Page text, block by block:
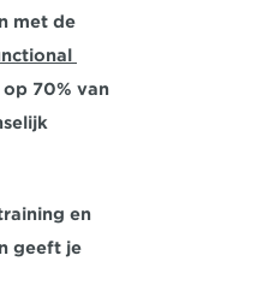
met de
70% van
en
geeft je